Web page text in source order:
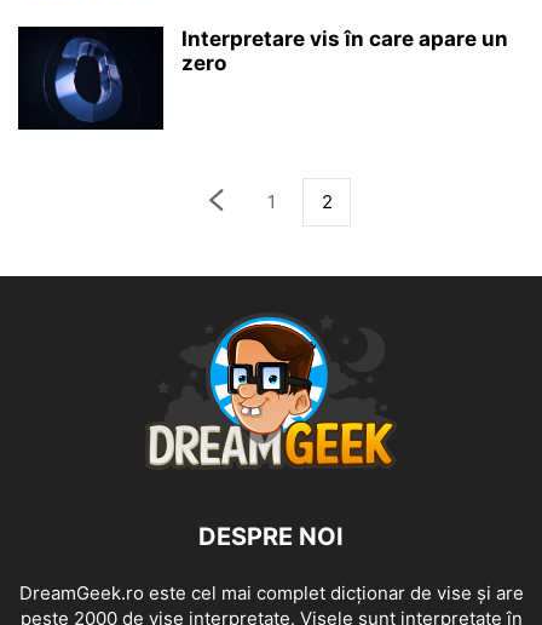
Interpretare vis în care apare un
zero
1 2
DESPRE NOI
DreamGeek.ro este cel mai complet dicționar de vise și are
peste 2000 de vise interpretate. Visele sunt interpretate în